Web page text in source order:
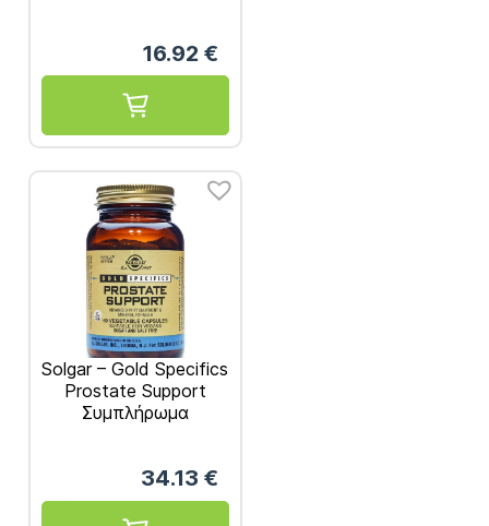
16.92 €
Solgar – Gold Specifics
Prostate Support
Συμπλήρωμα
Προστάτη 60
Κάψουλες
34.13 €